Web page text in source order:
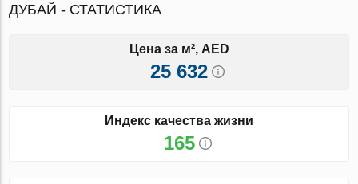
ДУБАЙ - СТАТИСТИКА
Цена за м², AED
25 632
Индекс качества жизни
165